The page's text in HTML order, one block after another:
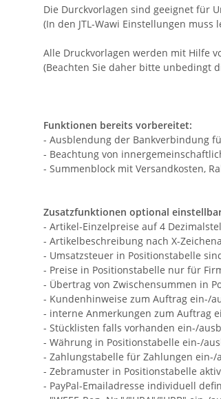
Die Durckvorlagen sind geeignet für
(In den JTL-Wawi Einstellungen
Alle Druckvorlagen werden mit Hilfe
(Beachten Sie daher bitte unbedingt
Funktionen bereits vorbereitet:
- Ausblendung der Bankverbindung
- Beachtung von
- Summenblock mit Versandkosten,
Zusatzfunktionen optional
- Artikel-Einzelpreise auf 4
- Artikelbeschreibung nach X-
- Umsatzsteuer in Positionstabelle
- Preise in Positionstabelle nur für
- Übertrag von Zwischensummen in
- Kundenhinweise zum Auftrag ein-/
- interne Anmerkungen zum Auftrag
- Stücklisten falls vorhanden ein-/
- Währung in Positionstabelle ein-/
- Zahlungstabelle für Zahlungen ein-/
- Zebramuster in Positionstabelle
- PayPal-Emailadresse individuell